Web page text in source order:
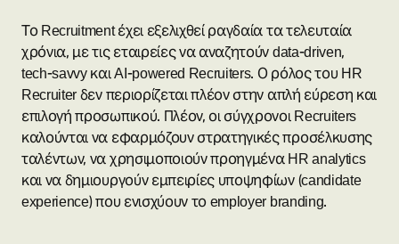
Το Recruitment έχει εξελιχθεί ραγδαία τα τελευταία
χρόνια, με τις εταιρείες να αναζητούν data-driven,
tech-savvy και AI-powered Recruiters. Ο ρόλος του HR
Recruiter δεν περιορίζεται πλέον στην απλή εύρεση και
επιλογή προσωπικού. Πλέον, οι σύγχρονοι Recruiters
καλούνται να εφαρμόζουν στρατηγικές προσέλκυσης
ταλέντων, να χρησιμοποιούν προηγμένα HR analytics
και να δημιουργούν εμπειρίες υποψηφίων (candidate
experience) που ενισχύουν το employer branding.